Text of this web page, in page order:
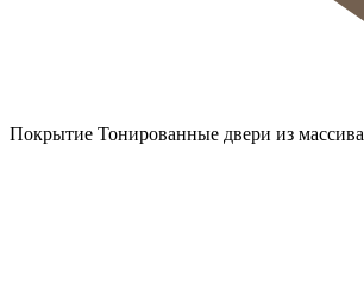
Покрытие Тонированные двери из массива